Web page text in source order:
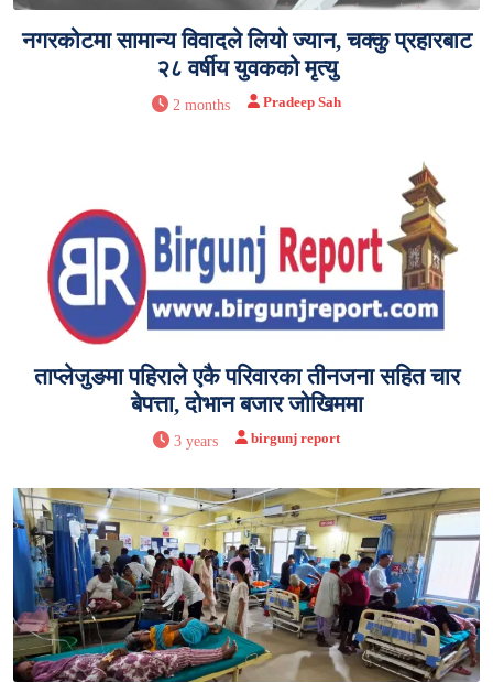
नगरकोटमा सामान्य विवादले लियो ज्यान, चक्कु प्रहारबाट
२८ वर्षीय युवकको मृत्यु
2 months Pradeep Sah
ताप्लेजुङमा पहिराले एकै परिवारका तीनजना सहित चार
बेपत्ता, दोभान बजार जोखिममा
3 years birgunj report